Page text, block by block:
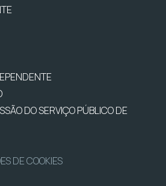
DO SERVIÇO PÚBLICO DE
DE COOKIES